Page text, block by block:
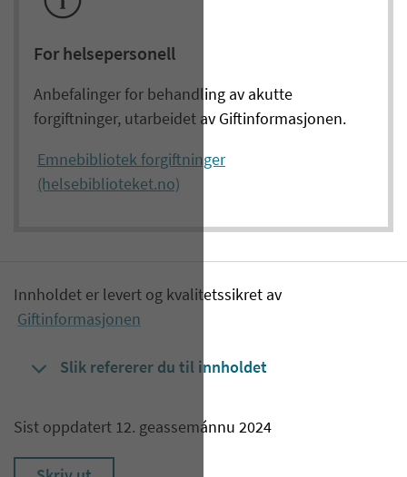
For helsepersonell
Anbefalinger for behandling av akutte
forgiftninger, utarbeidet av Giftinformasjonen.
Emnebibliotek forgiftninger
(helsebiblioteket.no)
Innholdet er levert og kvalitetssikret av
Giftinformasjonen
Slik refererer du til innholdet
Sist oppdatert 12. geassemánnu 2024